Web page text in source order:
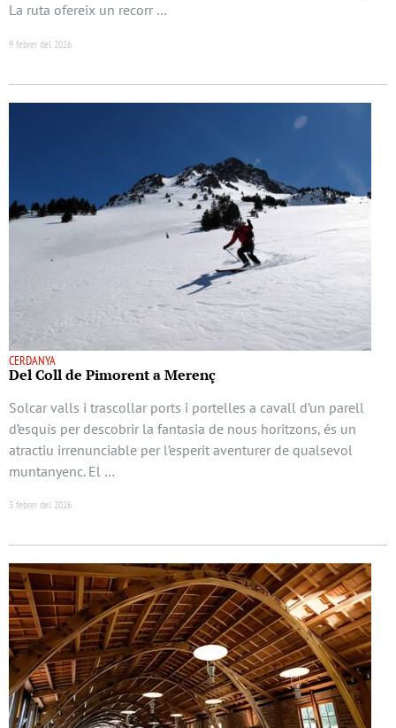
La ruta ofereix un recorr …
9 febrer del 2026
CERDANYA
Del Coll de Pimorent a Merenç
Solcar valls i trascollar ports i portelles a cavall d’un parell
d’esquís per descobrir la fantasia de nous horitzons, és un
atractiu irrenunciable per l’esperit aventurer de qualsevol
muntanyenc. El …
3 febrer del 2026